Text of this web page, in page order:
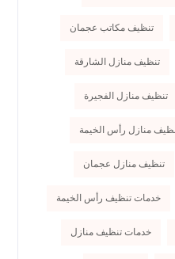
تنظيف مكاتب عجمان
تنظيف منازل الشارقة
تنظيف منازل الفجيرة
منازل رأس الخيمة
تنظيف منازل عجمان
خدمات تنظيف رأس الخيمة
خدمات تنظيف منازل